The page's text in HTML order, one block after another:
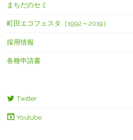
まちだのセミ
町田エコフェスタ（1992～2019）
採用情報
各種申請書
Twitter
Youtube